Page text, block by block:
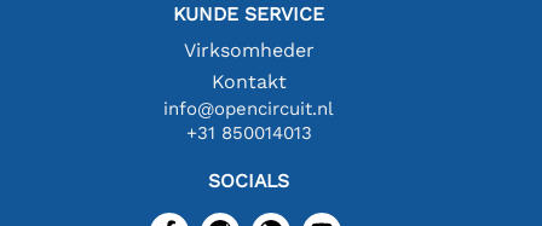
KUNDE SERVICE
Virksomheder
Kontakt
info@opencircuit.nl
+31 850014013
SOCIALS